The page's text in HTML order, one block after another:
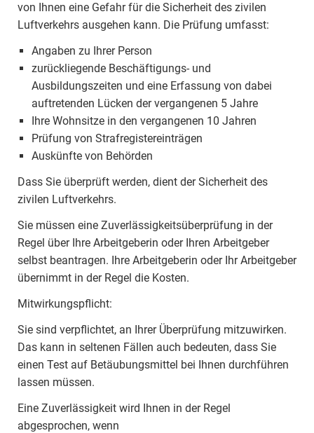
von Ihnen eine Gefahr für die Sicherheit des zivilen
Luftverkehrs ausgehen kann. Die Prüfung umfasst:
Angaben zu Ihrer Person
zurückliegende Beschäftigungs- und
Ausbildungszeiten und eine Erfassung von dabei
auftretenden Lücken der vergangenen 5 Jahre
Ihre Wohnsitze in den vergangenen 10 Jahren
Prüfung von Strafregistereinträgen
Auskünfte von Behörden
Dass Sie überprüft werden, dient der Sicherheit des
zivilen Luftverkehrs.
Sie müssen eine Zuverlässigkeitsüberprüfung in der
Regel über Ihre Arbeitgeberin oder Ihren Arbeitgeber
selbst beantragen. Ihre Arbeitgeberin oder Ihr Arbeitgeber
übernimmt in der Regel die Kosten.
Mitwirkungspflicht:
Sie sind verpflichtet, an Ihrer Überprüfung mitzuwirken.
Das kann in seltenen Fällen auch bedeuten, dass Sie
einen Test auf Betäubungsmittel bei Ihnen durchführen
lassen müssen.
Eine Zuverlässigkeit wird Ihnen in der Regel
abgesprochen, wenn